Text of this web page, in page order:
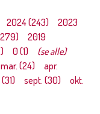
2024 (243)
2023
2019
0 (1)
(se alle)
mar. (24)
apr.
sept. (30)
okt.